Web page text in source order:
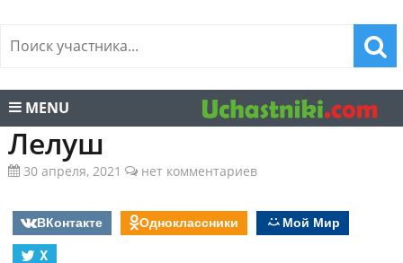
MENU
Лелуш
30 апреля, 2021 нет комментариев
ВКонтакте Одноклассники
Мой Мир
X